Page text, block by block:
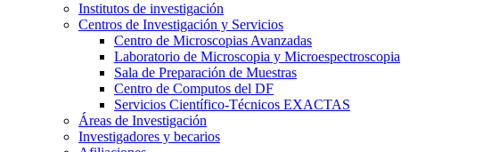
Institutos de investigación
Centros de Investigación y Servicios
Centro de Microscopias Avanzadas
Laboratorio de Microscopia y Microespectroscopia
Sala de Preparación de Muestras
Centro de Computos del DF
Servicios Científico-Técnicos EXACTAS
Áreas de Investigación
Investigadores y becarios